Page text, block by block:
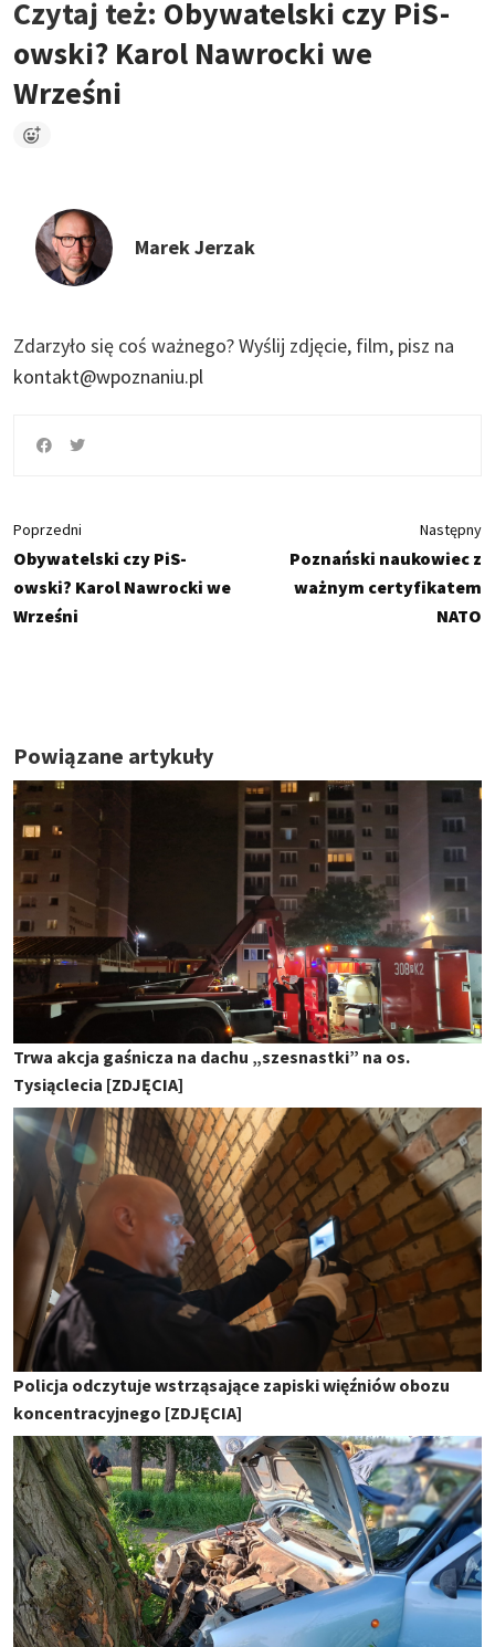
Czytaj też: Obywatelski czy PiS-
owski? Karol Nawrocki we
Wrześni
Marek Jerzak
Zdarzyło się coś ważnego?Wyślij zdjęcie, film, pisz na
kontakt@wpoznaniu.pl
Poprzedni
Obywatelski czy PiS-
owski? Karol Nawrocki we
Wrześni
Następny
Poznański naukowiec z
ważnym certyfikatem
NATO
Powiązane artykuły
Trwa akcja gaśnicza na dachu „szesnastki” na os.
Tysiąclecia [ZDJĘCIA]
Policja odczytuje wstrząsające zapiski więźniów obozu
koncentracyjnego [ZDJĘCIA]